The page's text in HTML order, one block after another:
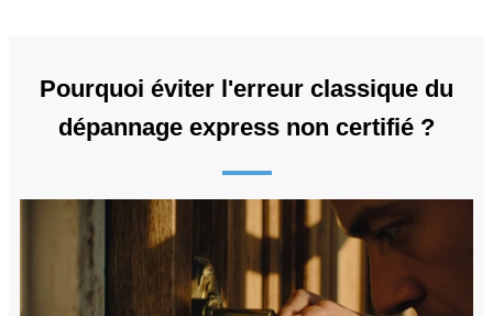
Pourquoi éviter l'erreur classique du
dépannage express non certifié ?